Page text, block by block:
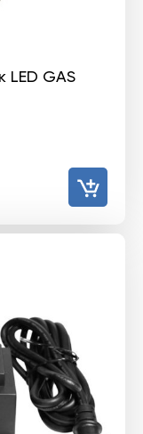
LED GAS